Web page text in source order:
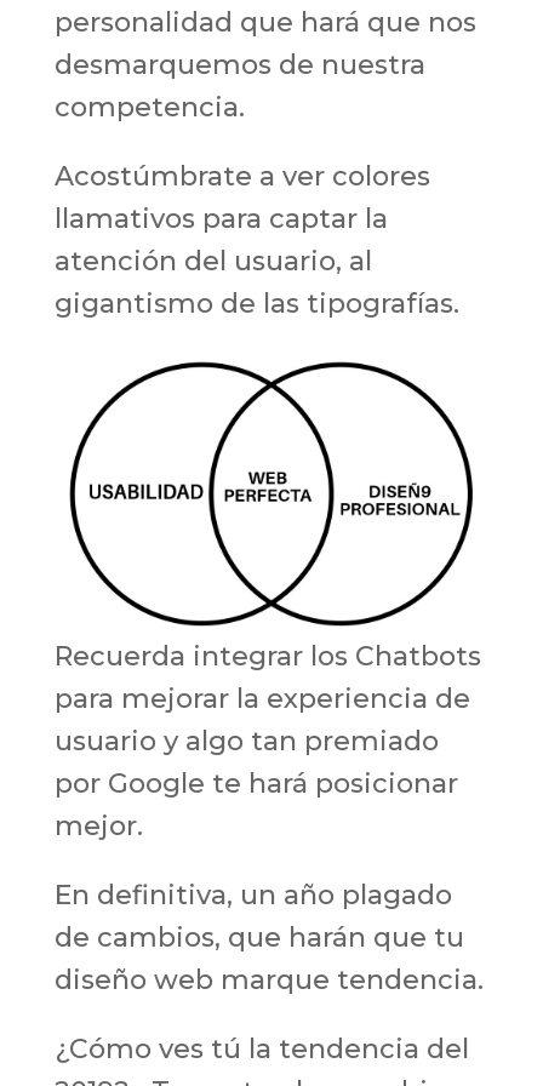
personalidad que hará que nos
desmarquemos de nuestra
competencia.
Acostúmbrate a ver colores
llamativos para captar la
atención del usuario, al
gigantismo de las tipografías.
Recuerda integrar los Chatbots
para mejorar la experiencia de
usuario y algo tan premiado
por Google te hará posicionar
mejor.
En definitiva, un año plagado
de cambios, que harán que tu
diseño web marque tendencia.
¿Cómo ves tú la tendencia del